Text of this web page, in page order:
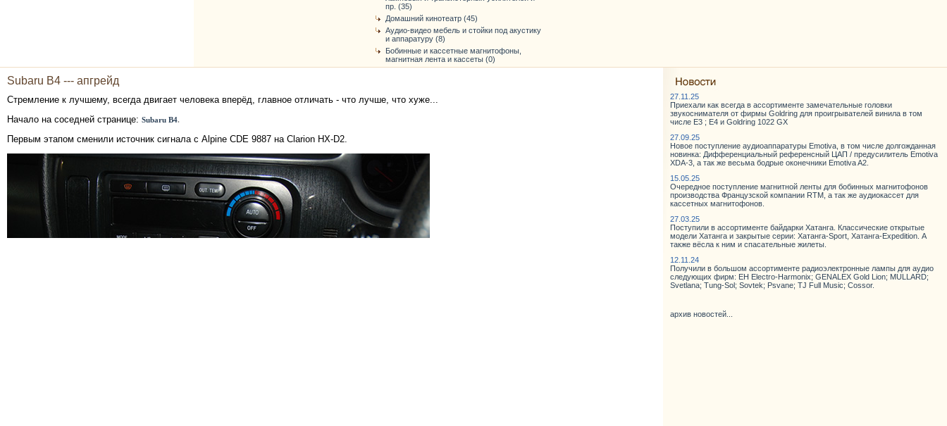
пр. (35)
Домашний кинотеатр (45)
Аудио-видео мебель и стойки под акустику
и аппаратуру (8)
Бобинные и кассетные магнитофоны,
магнитная лента и кассеты (0)
Subaru B4 --- апгрейд
Стремление к лучшему, всегда двигает человека вперёд, главное отличать - что лучше, что хуже...
Начало на соседней странице: Subaru B4.
Первым этапом сменили источник сигнала с Alpine CDE 9887 на Clarion HX-D2.
27.11.25
Приехали как всегда в ассортименте замечательные головки
звукоснимателя от фирмы Goldring для проигрывателей винила в том
числе E3 ; E4 и Goldring 1022 GX
27.09.25
Новое поступление аудиоаппаратуры Emotiva, в том числе долгожданная
новинка: Дифференциальный референсный ЦАП / предусилитель Emotiva
XDA-3, а так же весьма бодрые оконечники Emotiva A2.
15.05.25
Очередное поступление магнитной ленты для бобинных магнитофонов
производства Французской компании RTM, а так же аудиокассет для
кассетных магнитофонов.
27.03.25
Поступили в ассортименте байдарки Хатанга. Классические открытые
модели Хатанга и закрытые серии: Хатанга-Sport, Хатанга-Expedition. А
также вёсла к ним и спасательные жилеты.
12.11.24
Получили в большом ассортименте радиоэлектронные лампы для аудио
следующих фирм: EH Electro-Harmonix; GENALEX Gold Lion; MULLARD;
Svetlana; Tung-Sol; Sovtek; Psvane; TJ Full Music; Cossor.
архив новостей...